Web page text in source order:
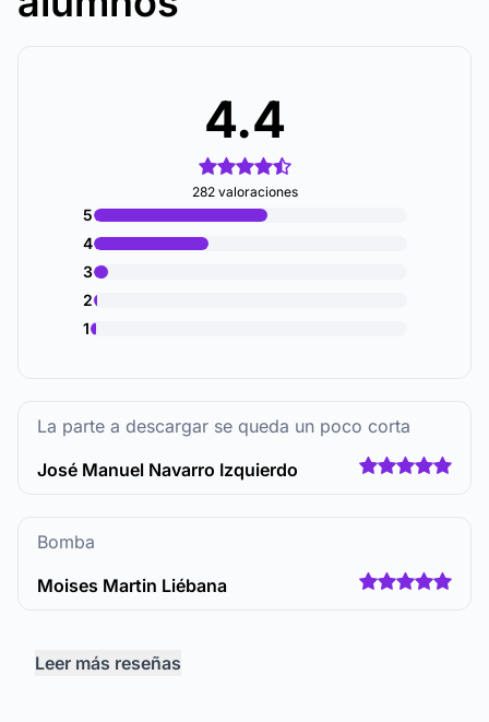
4.4
282 valoraciones
5
4
3
2
1
La parte a descargar se queda un poco corta
José Manuel Navarro Izquierdo
Bomba
Moises Martin Liébana
Leer más reseñas